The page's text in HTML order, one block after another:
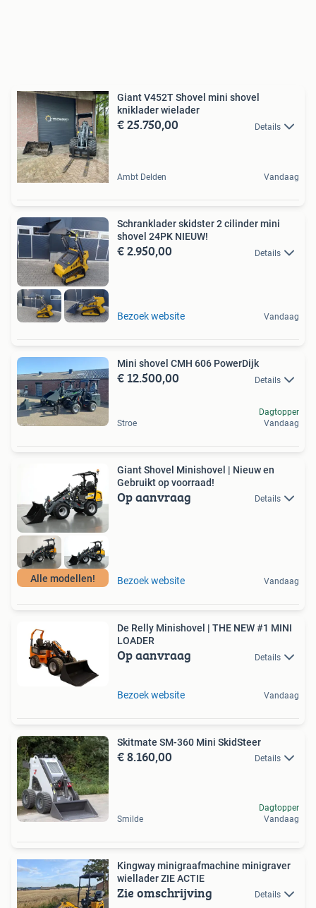
Giant V452T Shovel mini shovel
kniklader wielader
€ 25.750,00 Details
Ambt Delden Vandaag
Schranklader skidster 2 cilinder mini
shovel 24PK NIEUW!
€ 2.950,00 Details
Bezoek website Vandaag
Mini shovel CMH 606 PowerDijk
€ 12.500,00 Details
Stroe
Dagtopper
Vandaag
Alle modellen!
Giant Shovel Minishovel | Nieuw en
Gebruikt op voorraad!
Op aanvraag Details
Bezoek website Vandaag
De Relly Minishovel | THE NEW #1 MINI
LOADER
Op aanvraag Details
Bezoek website Vandaag
Skitmate SM-360 Mini SkidSteer
€ 8.160,00 Details
Smilde
Dagtopper
Vandaag
Kingway minigraafmachine minigraver
wiellader ZIE ACTIE
Zie omschrijving Details